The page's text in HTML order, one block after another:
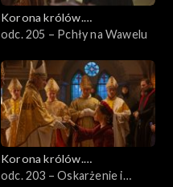
Korona królów.
Jagiellonowie
odc. 205 – Pchły na Wawelu
Korona królów.
Jagiellonowie
odc. 203 – Oskarżenie i